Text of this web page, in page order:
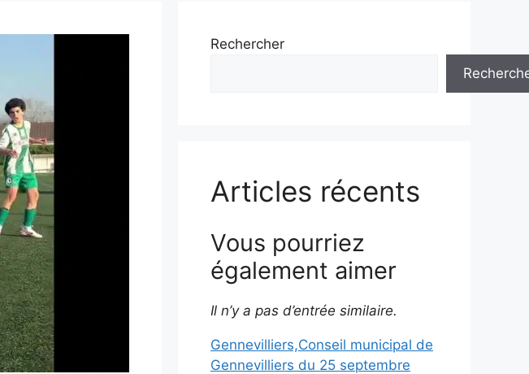
Rechercher
Articles récents
Vous pourriez
également aimer
Il n’y a pas d’entrée similaire.
Gennevilliers,Conseil municipal de
Gennevilliers du 25 septembre